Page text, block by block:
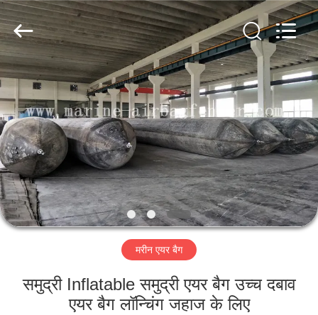
घर
उत्पाद
हमारे
बारे
में
Marine
Airbag
and
Fender
Co.,
All
Rights
Reserved.
मरीन एयर बैग
समुद्री Inflatable समुद्री एयर बैग उच्च दबाव
एयर बैग लॉन्चिंग जहाज के लिए